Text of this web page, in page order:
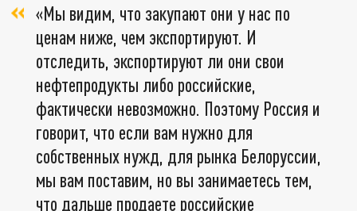
«Мы видим, что закупают они у нас по
ценам ниже, чем экспортируют. И
отследить, экспортируют ли они свои
нефтепродукты либо российские,
фактически невозможно. Поэтому Россия и
говорит, что если вам нужно для
собственных нужд, для рынка Белоруссии,
мы вам поставим, но вы занимаетесь тем,
что дальше продаете российские